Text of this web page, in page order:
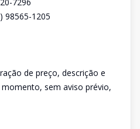
98565-1205
de preço, descrição e
sem aviso prévio,